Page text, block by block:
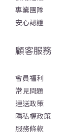
專業團隊
安心認證
顧客服務
會員福利
常見問題
運送政策
隱私權政策
服務條款